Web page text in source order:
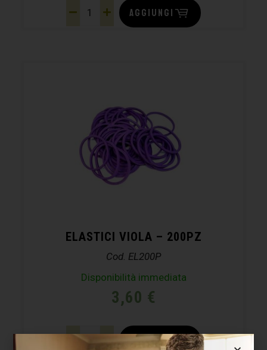
AGGIUNGI
ELASTICI VIOLA – 200PZ
Cod. EL200P
Disponibilità immediata
3,60 €
AGGIUNGI